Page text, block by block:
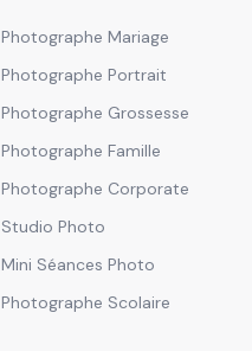
Photographe Mariage
Photographe Portrait
Photographe Grossesse
Photographe Famille
Photographe Corporate
Studio Photo
Mini Séances Photo
Photographe Scolaire